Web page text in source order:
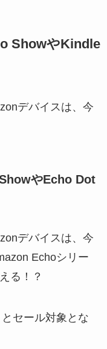
ShowやKindle
デバイスは、今
やEcho Dot
デバイスは、今
Echoシリー
る！？
セール対象とな